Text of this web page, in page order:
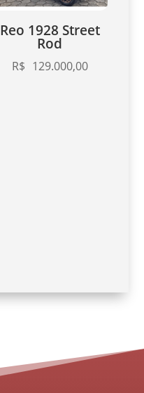
Reo 1928 Street
Rod
R$ 129.000,00